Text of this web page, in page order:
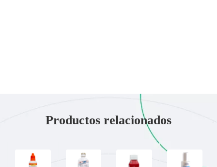
Productos relacionados